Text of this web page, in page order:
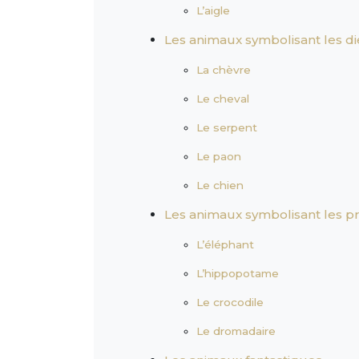
L’aigle
Les animaux symbolisant les
La chèvre
Le cheval
Le serpent
Le paon
Le chien
Les animaux symbolisant les
L’éléphant
L’hippopotame
Le crocodile
Le dromadaire